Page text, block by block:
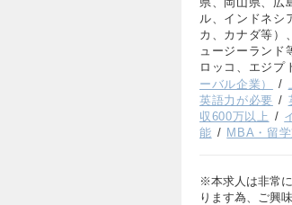
ル、インドネシ
カ、カナダ等）
ュージーランド
ロッコ、エジプ
ーバル企業）
英語力が必要
収600万以上
能
MBA・留
※本求人は非常
ります為、ご興